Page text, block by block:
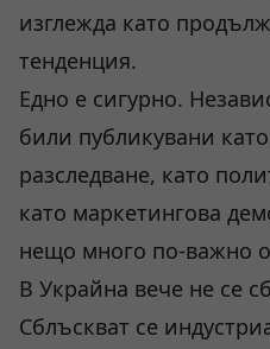
изглежда като
тенденция.
Едно е сигурно.
били публикувани
разследване, като
като маркетингова
нещо много по-важно
В Украйна вече не се
Сблъскват се